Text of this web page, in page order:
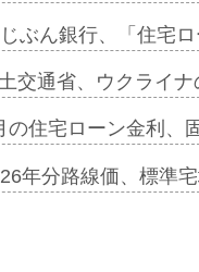
合型の賃…
ンカフェ…
協業=お互…
コリビング…
ぶん銀行、「住宅
交通省、ウクライ
の住宅ローン金利、
年分路線価、標準